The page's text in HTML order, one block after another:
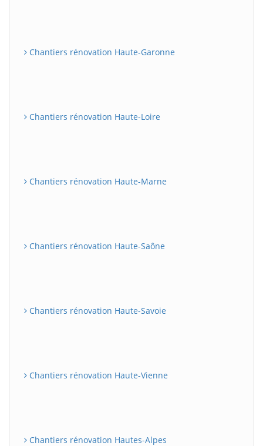
Chantiers rénovation Haute-Garonne
Chantiers rénovation Haute-Loire
Chantiers rénovation Haute-Marne
Chantiers rénovation Haute-Saône
Chantiers rénovation Haute-Savoie
Chantiers rénovation Haute-Vienne
Chantiers rénovation Hautes-Alpes